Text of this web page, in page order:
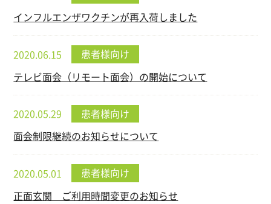
インフルエンザワクチンが再入荷しました
テレビ面会（リモート面会）の開始について
2020.06.15 患者様向け
面会制限継続のお知らせについて
2020.05.29 患者様向け
正面玄関 ご利用時間変更のお知らせ
2020.05.01 患者様向け